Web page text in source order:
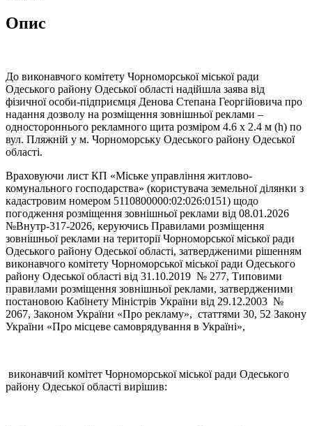
Опис
До виконавчого комітету Чорноморської міської ради
Одеського району Одеської області надійшла заява від
фізичної особи-підприємця Денова Степана Георгійовича про
надання дозволу на розміщення зовнішньої реклами –
одностороннього рекламного щита розміром 4.6 х 2.4 м (h) по
вул. Пляжній у м. Чорноморську Одеського району Одеської
області.
Враховуючи лист КП «Міське управління житлово-
комунального господарства» (користувача земельної ділянки з
кадастровим номером 5110800000:02:026:0151) щодо
погодження розміщення зовнішньої реклами від 08.01.2026
№Внутр-317-2026, керуючись Правилами розміщення
зовнішньої реклами на території Чорноморської міської ради
Одеського району Одеської області, затвердженими рішенням
виконавчого комітету Чорноморської міської ради Одеського
району Одеської області від 31.10.2019 № 277, Типовими
правилами розміщення зовнішньої реклами, затвердженими
постановою Кабінету Міністрів України від 29.12.2003 №
2067, Законом України «Про рекламу», статтями 30, 52 Закону
України «Про місцеве самоврядування в Україні»,
виконавчий комітет Чорноморської міської ради Одеського
району Одеської області вирішив: